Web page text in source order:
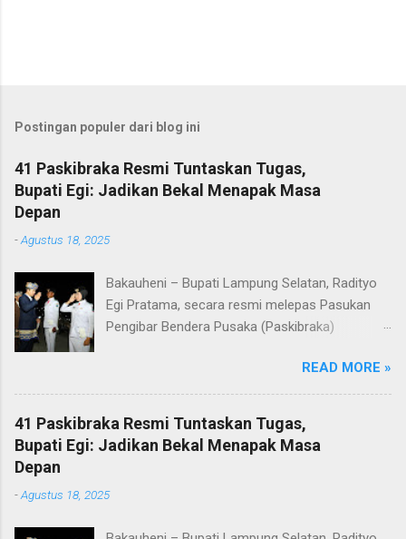
Postingan populer dari blog ini
41 Paskibraka Resmi Tuntaskan Tugas,
Bupati Egi: Jadikan Bekal Menapak Masa
Depan
-Agustus 18, 2025
Bakauheni – Bupati Lampung Selatan, Radityo
Egi Pratama, secara resmi melepas Pasukan
Pengibar Bendera Pusaka (Paskibraka)
Pelepasan dilakukan usai upacara penurunan
bendera di Lapangan Menara Siger, Bakauheni,
Minggu malam (17/8/2025). Sebanyak 41
anggota Paskibraka yang sebelumnya sukses
mengibarkan Sang Saka Merah Putih pada
Indonesia di Kabupaten Lampung Selatan, kini
READ MORE »
41 Paskibraka Resmi Tuntaskan Tugas,
Bupati Egi: Jadikan Bekal Menapak Masa
Depan
-Agustus 18, 2025